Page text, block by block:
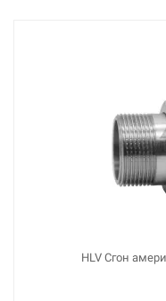
HLV Сгон